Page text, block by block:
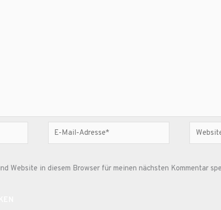
E-
Mail-
Website
Website in diesem Browser für meinen nächsten Kommentar